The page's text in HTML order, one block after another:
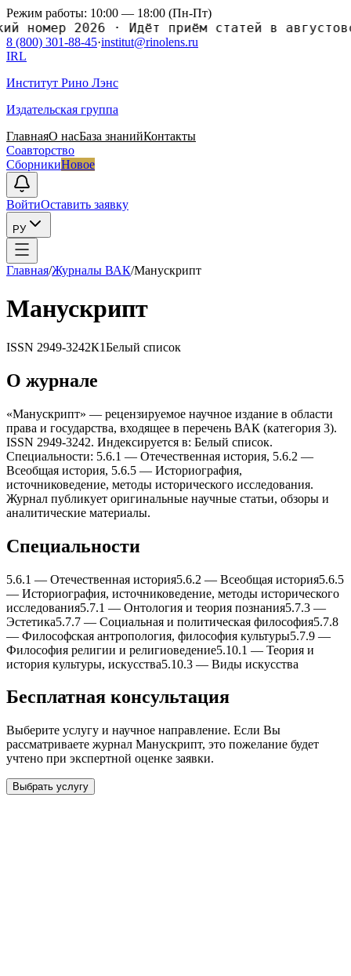
Режим работы: 10:00 — 18:00 (Пн-Пт)
2026·Идёт приём статей в
8 (800) 301-88-45·institut@rinolens.ru
IRL
Институт Рино Лэнс
Издательская группа
ГлавнаяО насБаза знанийКонтакты
Соавторство
СборникиНовое
ВойтиОставить заявку
РУ
Главная/Журналы ВАК/Манускрипт
Манускрипт
ISSN 2949-3242К1Белый список
О журнале
«Манускрипт» — рецензируемое научное издание в области
права и государства, входящее в перечень ВАК (категория 3).
ISSN 2949-3242. Индексируется в: Белый список.
Специальности: 5.6.1 — Отечественная история, 5.6.2 —
Всеобщая история, 5.6.5 — Историография,
источниковедение, методы исторического исследования.
Журнал публикует оригинальные научные статьи, обзоры и
аналитические материалы.
Специальности
5.6.1 — Отечественная история5.6.2 — Всеобщая история5.6.5
— Историография, источниковедение, методы исторического
исследования5.7.1 — Онтология и теория познания5.7.3 —
Эстетика5.7.7 — Социальная и политическая философия5.7.8
— Философская антропология, философия культуры5.7.9 —
Философия религии и религиоведение5.10.1 — Теория и
история культуры, искусства5.10.3 — Виды искусства
Бесплатная консультация
Выберите услугу и научное направление. Если Вы
рассматриваете журнал Манускрипт, это пожелание будет
учтено при экспертной оценке заявки.
Выбрать услугу